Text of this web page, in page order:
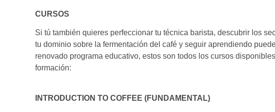
CURSOS
Si tú también quieres perfeccionar tu técnica barista, descubrir los
tu dominio sobre la fermentación del café y seguir aprendiendo
renovado programa educativo, estos son todos los cursos
formación:
INTRODUCTION TO COFFEE (FUNDAMENTAL)